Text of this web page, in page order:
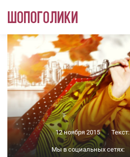
Перейти к основному содержанию
12 ноября 2015 Текст:
Мы в социальных сетях: